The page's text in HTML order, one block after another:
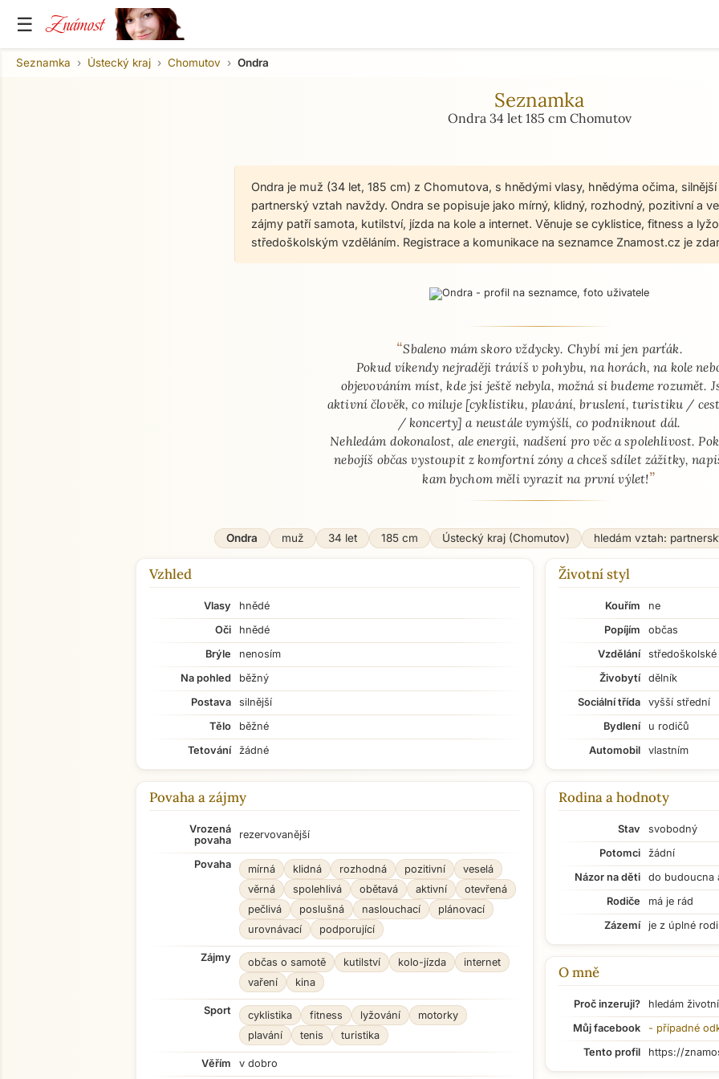
☰ Známost
Seznamka Ústecký kraj Chomutov Ondra
Seznamka
Ondra 34 let 185 cm Chomutov
Ondra je muž (34 let, 185 cm) z Chomutova, s hnědými vlasy, hnědýma očima,
partnerský vztah navždy. Ondra se popisuje jako mírný, klidný, rozhodný, pozitivní a
zájmy patří samota, kutilství, jízda na kole a internet. Věnuje se cyklistice, fitness a
středoškolským vzděláním. Registrace a komunikace na seznamce Znamost.cz je
O mně - seznamka profil
“Sbaleno mám skoro vždycky. Chybí mi jen parťák.
​Pokud víkendy nejraději trávíš v pohybu, na horách, na kole
objevováním míst, kde jsi ještě nebyla, možná si budeme rozumět.
aktivní člověk, co miluje [cyklistiku, plavání, bruslení, turistiku /
/ koncerty] a neustále vymýšlí, co podniknout dál.
​Nehledám dokonalost, ale energii, nadšení pro věc a spolehlivost.
nebojíš občas vystoupit z komfortní zóny a chceš sdílet zážitky,
kam bychom měli vyrazit na první výlet!”
Ondra muž 34 let 185 cm Ústecký kraj (Chomutov) hledám vztah:
Vzhled
Vlasy
hnědé
Oči
hnědé
Brýle
nenosím
Na pohled
běžný
Postava
silnější
Tělo
běžné
Tetování
žádné
Povaha a zájmy
Vrozená
povaha
rezervovanější
Povaha mírná klidná rozhodná pozitivní
veselá
věrná
spolehlivá obětavá aktivní
otevřená
pečlivá
poslušná naslouchací
plánovací
urovnávací
podporující
Zájmy občas o samotě kutilství kolo-jízda
internet
vaření
kina
Sport cyklistika fitness lyžování
motorky
plavání
tenis turistika
Věřím
v dobro
Životní styl
Kouřím
ne
Popíjím
občas
Vzdělání
středoškolské
Živobytí
dělník
Sociální třída
vyšší střední
Bydlení
u rodičů
Automobil
vlastním
Rodina a hodnoty
Stav
svobodný
Potomci
žádní
Názor na děti
do budoucna
Rodiče
má je rád
Zázemí
je z úplné
O mně
Proč inzeruji?
hledám
Můj facebook
- případné
Tento profil
https://